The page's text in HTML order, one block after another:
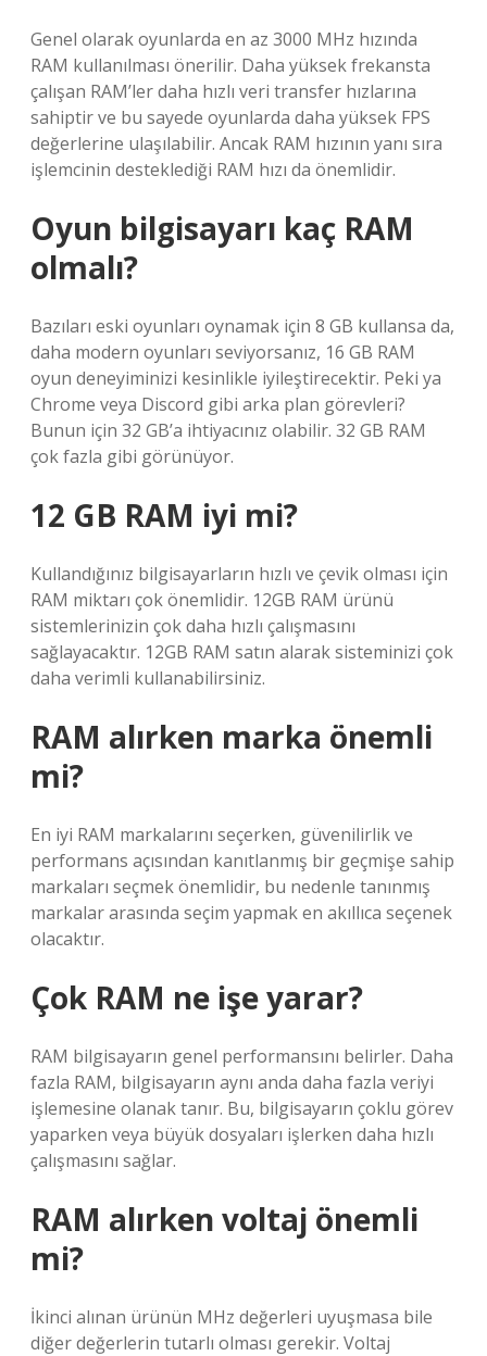
Genel olarak oyunlarda en az 3000 MHz hızında
RAM kullanılması önerilir. Daha yüksek frekansta
çalışan RAM’ler daha hızlı veri transfer hızlarına
sahiptir ve bu sayede oyunlarda daha yüksek FPS
değerlerine ulaşılabilir. Ancak RAM hızının yanı sıra
işlemcinin desteklediği RAM hızı da önemlidir.
Oyun bilgisayarı kaç RAM
olmalı?
Bazıları eski oyunları oynamak için 8 GB kullansa da,
daha modern oyunları seviyorsanız, 16 GB RAM
oyun deneyiminizi kesinlikle iyileştirecektir. Peki ya
Chrome veya Discord gibi arka plan görevleri?
Bunun için 32 GB’a ihtiyacınız olabilir. 32 GB RAM
çok fazla gibi görünüyor.
12 GB RAM iyi mi?
Kullandığınız bilgisayarların hızlı ve çevik olması için
RAM miktarı çok önemlidir. 12GB RAM ürünü
sistemlerinizin çok daha hızlı çalışmasını
sağlayacaktır. 12GB RAM satın alarak sisteminizi çok
daha verimli kullanabilirsiniz.
RAM alırken marka önemli
mi?
En iyi RAM markalarını seçerken, güvenilirlik ve
performans açısından kanıtlanmış bir geçmişe sahip
markaları seçmek önemlidir, bu nedenle tanınmış
markalar arasında seçim yapmak en akıllıca seçenek
olacaktır.
Çok RAM ne işe yarar?
RAM bilgisayarın genel performansını belirler. Daha
fazla RAM, bilgisayarın aynı anda daha fazla veriyi
işlemesine olanak tanır. Bu, bilgisayarın çoklu görev
yaparken veya büyük dosyaları işlerken daha hızlı
çalışmasını sağlar.
RAM alırken voltaj önemli
mi?
İkinci alınan ürünün MHz değerleri uyuşmasa bile
diğer değerlerin tutarlı olması gerekir. Voltaj